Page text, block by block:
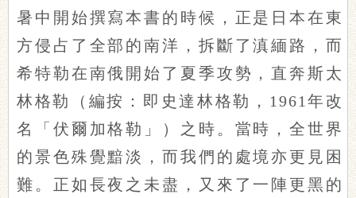
暑中開始撰寫本書的時候，正是日本在東
方侵占了全部的南洋，拆斷了滇緬路，而
希特勒在南俄開始了夏季攻勢，直奔斯太
林格勒（ 編按：即史達林格勒，1961年改
名「伏爾加格勒」
）之時。當時，全世界
的景色殊覺黯淡，而我們的處境亦更見困
難。正如長夜之未盡，又來了一陣更黑的